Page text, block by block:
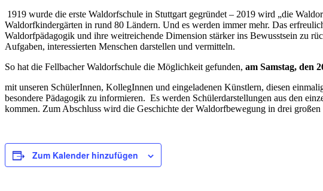
1919 wurde die erste Waldorfschule in Stuttgart gegründet – 2019 wird „die
Waldorfkindergärten in rund 80 Ländern. Und es werden immer mehr. Das
Waldorfpädagogik und ihre weitreichende Dimension stärker ins Bewusstsein zu
Aufgaben, interessierten Menschen darstellen und vermitteln.
So hat die Fellbacher Waldorfschule die Möglichkeit gefunden, am Samstag, den
mit unseren SchülerInnen, KollegInnen und eingeladenen Künstlern, diesen
besondere Pädagogik zu informieren. Es werden Schülerdarstellungen aus den
kommen. Zum Abschluss wird die Geschichte der Waldorfbewegung in drei
Zum Kalender hinzufügen